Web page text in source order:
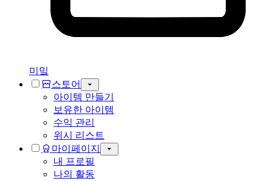
미밐
스토어
아이템 만들기
보유한 아이템
수익 관리
위시 리스트
마이페이지
내 프로필
나의 활동